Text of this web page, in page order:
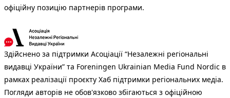
офіційну позицію партнерів програми.
Здійснено за підтримки Асоціації “Незалежні регіональні
видавці України” та Foreningen Ukrainian Media Fund Nordic в
рамках реалізації проєкту Хаб підтримки регіональних медіа.
Погляди авторів не обов'язково збігаються з офіційною